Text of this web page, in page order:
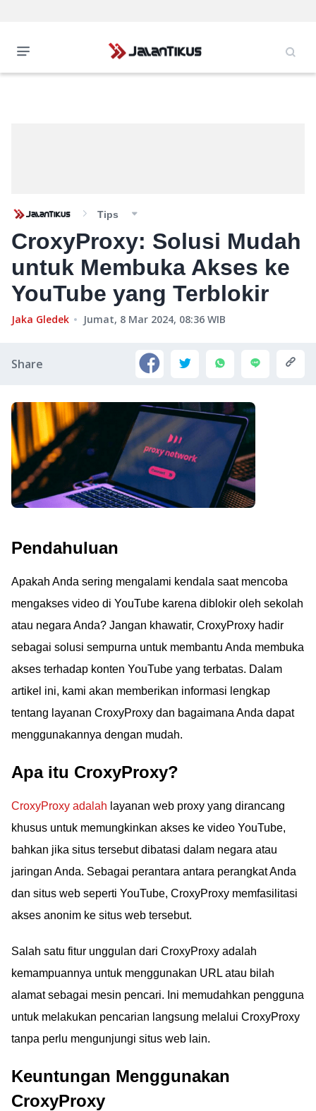
Tips
CroxyProxy: Solusi Mudah
untuk Membuka Akses ke
YouTube yang Terblokir
Jaka Gledek Jumat, 8 Mar 2024, 08:36 WIB
Share
Pendahuluan
Apakah Anda sering mengalami kendala saat mencoba
mengakses video di YouTube karena diblokir oleh sekolah
atau negara Anda? Jangan khawatir, CroxyProxy hadir
sebagai solusi sempurna untuk membantu Anda membuka
akses terhadap konten YouTube yang terbatas. Dalam
artikel ini, kami akan memberikan informasi lengkap
tentang layanan CroxyProxy dan bagaimana Anda dapat
menggunakannya dengan mudah.
Apa itu CroxyProxy?
CroxyProxy adalah layanan web proxy yang dirancang
khusus untuk memungkinkan akses ke video YouTube,
bahkan jika situs tersebut dibatasi dalam negara atau
jaringan Anda. Sebagai perantara antara perangkat Anda
dan situs web seperti YouTube, CroxyProxy memfasilitasi
akses anonim ke situs web tersebut.
Salah satu fitur unggulan dari CroxyProxy adalah
kemampuannya untuk menggunakan URL atau bilah
alamat sebagai mesin pencari. Ini memudahkan pengguna
untuk melakukan pencarian langsung melalui CroxyProxy
tanpa perlu mengunjungi situs web lain.
Keuntungan Menggunakan
CroxyProxy